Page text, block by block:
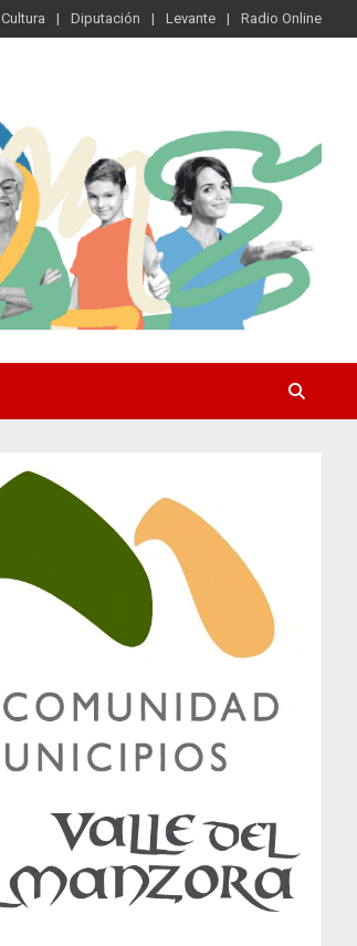
Cultura Diputación Levante Radio Online